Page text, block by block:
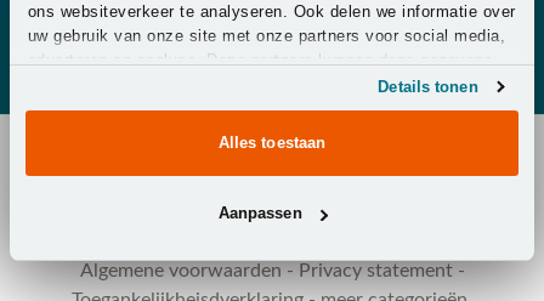
ons websiteverkeer te analyseren. Ook delen we informatie over
uw gebruik van onze site met onze partners voor social media,
adverteren en analyse. Deze partners kunnen deze gegevens
combineren met andere informatie die u aan ze heeft verstrekt
of die ze hebben verzameld op basis van uw gebruik van hun
Details tonen
Alles toestaan
Aanpassen
Copyright © 2026 - Van der Garde Tuinmeubelen -
Algemene voorwaarden - Privacy statement-